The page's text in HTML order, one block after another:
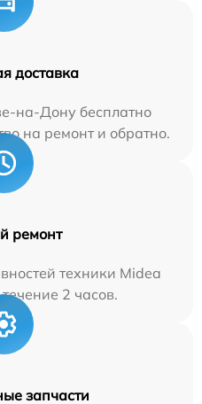
доставка
на-Дону бесплатно
на ремонт и обратно.
ремонт
техники Midea
2 часов.
запчасти